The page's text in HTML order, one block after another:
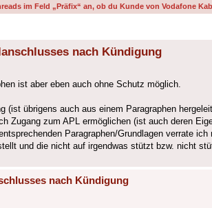
im Feld „Präfix“ an, ob du Kunde von Vodafone
nach Kündigung
ist aber eben auch ohne Schutz möglich.
(ist übrigens auch aus einem Paragraphen
Zugang zum APL ermöglichen (ist auch deren
Paragraphen/Grundlagen verrate
und die nicht auf irgendwas stützt bzw. nicht
nach Kündigung